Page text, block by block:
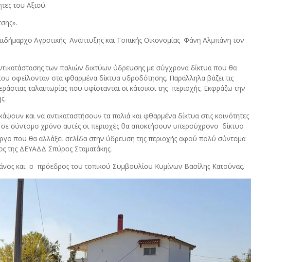
του Αξιού.
Αγροτικής Ανάπτυξης και Τοπικής Οικονομίας Φάνη Αλμπάνη τον
των παλιών δικτύων ύδρευσης με σύγχρονα δίκτυα που θα
οφείλονταν στα φθαρμένα δίκτυα υδροδότησης. Παράλληλα βάζει τις
ταλαιπωρίας που υφίστανται οι κάτοικοι της περιοχής. Εκφράζω την
και να αντικαταστήσουν τα παλιά και φθαρμένα δίκτυα στις κοινότητες
σε σύντομο χρόνο αυτές οι περιοχές θα αποκτήσουν υπερσύχρονο δίκτυο
που θα αλλάξει σελίδα στην ύδρευση της περιοχής αφού πολύ σύντομα
της ΔΕΥΑΔΔ Σπύρος Σταματάκης.
και ο πρόεδρος του τοπικού Συμβουλίου Κυμίνων Βασίλης Κατούνας.